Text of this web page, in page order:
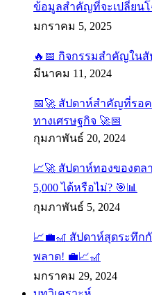
ข้อมูลสำคัญที่จะเปลี่ยนโ
มกราคม 5, 2025
🔥📅 กิจกรรมสำคัญใน
มีนาคม 11, 2024
📅🚀 สัปดาห์สำคัญที่รอ
ทางเศรษฐกิจ 🚀📅
กุมภาพันธ์ 20, 2024
📈🚀 สัปดาห์ทองของตล
5,000 ได้หรือไม่? 🎯📊
กุมภาพันธ์ 5, 2024
📈💼🎢 สัปดาห์สุดระทึก
พลาด! 💼📈🎢
มกราคม 29, 2024